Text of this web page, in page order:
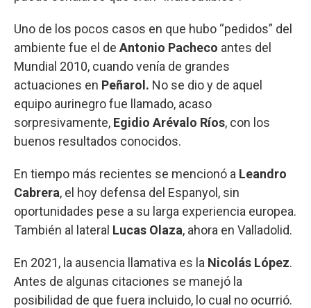
Uno de los pocos casos en que hubo “pedidos” del
ambiente fue el de Antonio Pacheco antes del
Mundial 2010, cuando venía de grandes
actuaciones en Peñarol. No se dio y de aquel
equipo aurinegro fue llamado, acaso
sorpresivamente, Egidio Arévalo Ríos, con los
buenos resultados conocidos.
En tiempo más recientes se mencionó a Leandro
Cabrera, el hoy defensa del Espanyol, sin
oportunidades pese a su larga experiencia europea.
También al lateral Lucas Olaza, ahora en Valladolid.
En 2021, la ausencia llamativa es la Nicolás López.
Antes de algunas citaciones se manejó la
posibilidad de que fuera incluido, lo cual no ocurrió.